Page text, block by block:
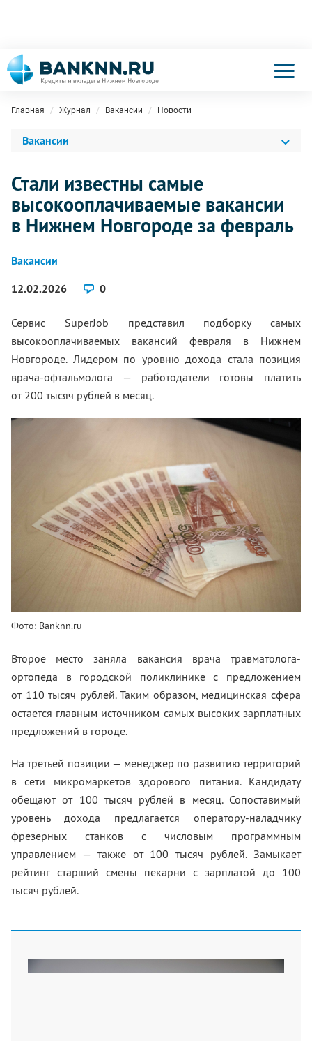
Главная Журнал Вакансии Новости
Вакансии
Стали известны самые
высокооплачиваемые вакансии
в Нижнем Новгороде за февраль
Вакансии
12.02.2026
0
Сервис SuperJob представил подборку самых
высокооплачиваемых вакансий февраля в Нижнем
Новгороде. Лидером по уровню дохода стала позиция
врача-офтальмолога — работодатели готовы платить
от 200 тысяч рублей в месяц.
Фото: Banknn.ru
Второе место заняла вакансия врача травматолога-
ортопеда в городской поликлинике с предложением
от 110 тысяч рублей. Таким образом, медицинская сфера
остается главным источником самых высоких зарплатных
предложений в городе.
На третьей позиции — менеджер по развитию территорий
в сети микромаркетов здорового питания. Кандидату
обещают от 100 тысяч рублей в месяц. Сопоставимый
уровень дохода предлагается оператору-наладчику
фрезерных станков с числовым программным
управлением — также от 100 тысяч рублей. Замыкает
рейтинг старший смены пекарни с зарплатой до 100
тысяч рублей.